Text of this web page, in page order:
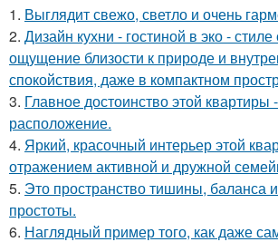
1. Выглядит свежо, светло и очень
2. Дизайн кухни - гостиной в эко - стиле
ощущение близости к природе и
спокойствия, даже в компактном
3. Главное достоинство этой квартиры
расположение.
4. Яркий, красочный интерьер этой
отражением активной и дружной
5. Это пространство тишины, баланса
простоты.
6. Наглядный пример того, как даже